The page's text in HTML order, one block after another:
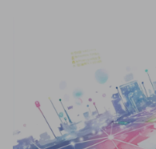
Детям
Акции и промокоды